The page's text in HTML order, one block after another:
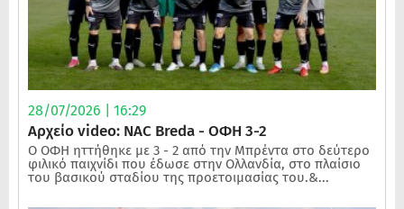
28/07/2026 | 16:29
Αρχείο video: NAC Breda - ΟΦΗ 3-2
Ο ΟΦΗ ηττήθηκε με 3 - 2 από την Μπρέντα στο δεύτερο
φιλικό παιχνίδι που έδωσε στην Ολλανδία, στο πλαίσιο
του βασικού σταδίου της προετοιμασίας του.&...